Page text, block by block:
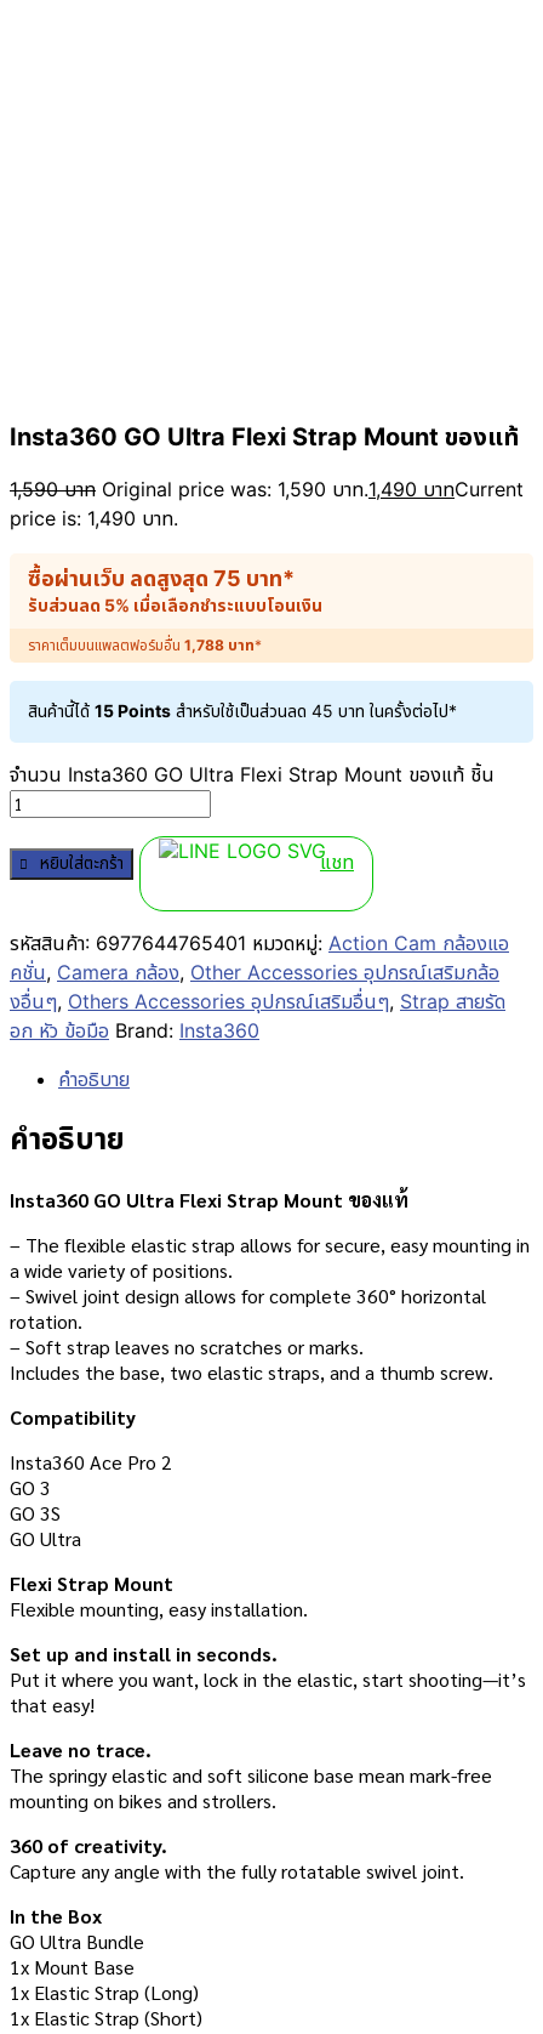
Insta360 GO Ultra Flexi Strap Mount ของแท้
1,590บาท Original price was: 1,590 บาท.1,490 บาทCurrent
price is: 1,490 บาท.
ซื้อผ่านเว็บ ลดสูงสุด 75 บาท*
รับส่วนลด 5% เมื่อเลือกชำระแบบโอนเงิน
ราคาเต็มบนแพลตฟอร์มอื่น 1,788 บาท*
สินค้านี้ได้ 15 Points สำหรับใช้เป็นส่วนลด 45 บาท ในครั้งต่อไป*
จำนวน Insta360 GO Ultra Flexi Strap Mount ของแท้ ชิ้น
หยิบใส่ตะกร้า แชท
รหัสสินค้า: 6977644765401 หมวดหมู่: Action Cam กล้องแอ
คชั่น, Camera กล้อง, Other Accessories อุปกรณ์เสริมกล้อ
งอื่นๆ, Others Accessories อุปกรณ์เสริมอื่นๆ, Strap สายรัด
อก หัว ข้อมือ Brand: Insta360
คำอธิบาย
คำอธิบาย
Insta360 GO Ultra Flexi Strap Mount ของแท้
– The flexible elastic strap allows for secure, easy mounting in
a wide variety of positions.
– Swivel joint design allows for complete 360° horizontal
rotation.
– Soft strap leaves no scratches or marks.
Includes the base, two elastic straps, and a thumb screw.
Compatibility
Insta360 Ace Pro 2
GO 3
GO 3S
GO Ultra
Flexi Strap Mount
Flexible mounting, easy installation.
Set up and install in seconds.
Put it where you want, lock in the elastic, start shooting—it’s
that easy!
Leave no trace.
The springy elastic and soft silicone base mean mark-free
mounting on bikes and strollers.
360 of creativity.
Capture any angle with the fully rotatable swivel joint.
In the Box
GO Ultra Bundle
1x Mount Base
1x Elastic Strap (Long)
1x Elastic Strap (Short)